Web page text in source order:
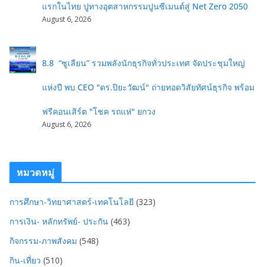
แรกในไทย ปูทางอุตสาหกรรมปูนซีเมนต์สู่ Net Zero 2050
August 6, 2026
8.8 “ซูเลียน” รวมพลังนักธุรกิจทั่วประเทศ จัดประชุมใหญ่
แห่งปี พบ CEO "ดร.ปิยะวัฒน์" ถ่ายทอดวิสัยทัศน์ธุรกิจ พร้อม
ฟรีคอนเสิร์ต "โชค รถแห่" ยกวง
August 6, 2026
หมวดหมู่
การศึกษา-วิทยาศาสตร์-เทคโนโลยี (323)
การเงิน- หลักทรัพย์- ประกัน (463)
กิจกรรม-ภาพสังคม (548)
กิน-เที่ยว (510)